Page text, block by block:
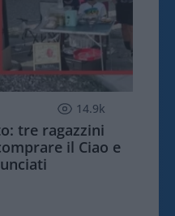
14.9k
tre ragazzini
il Ciao e